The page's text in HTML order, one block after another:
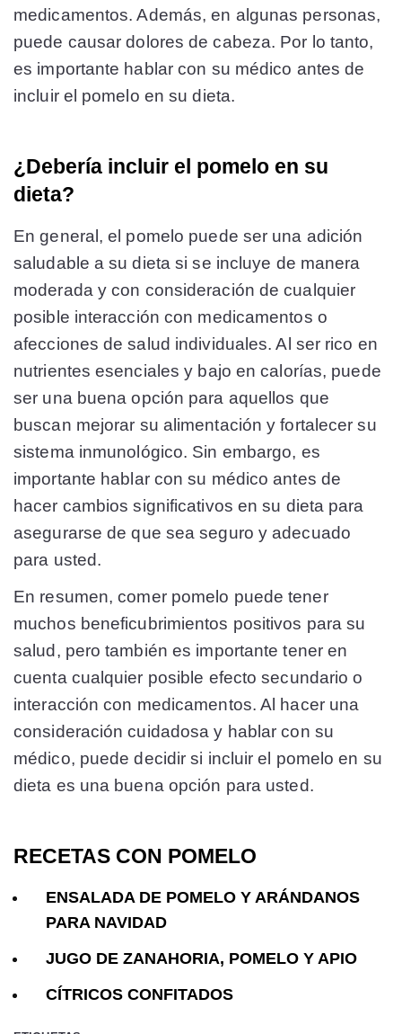
medicamentos. Además, en algunas personas,
puede causar dolores de cabeza. Por lo tanto,
es importante hablar con su médico antes de
incluir el pomelo en su dieta.
¿Debería incluir el pomelo en su
dieta?
En general, el pomelo puede ser una adición
saludable a su dieta si se incluye de manera
moderada y con consideración de cualquier
posible interacción con medicamentos o
afecciones de salud individuales. Al ser rico en
nutrientes esenciales y bajo en calorías, puede
ser una buena opción para aquellos que
buscan mejorar su alimentación y fortalecer su
sistema inmunológico. Sin embargo, es
importante hablar con su médico antes de
hacer cambios significativos en su dieta para
asegurarse de que sea seguro y adecuado
para usted.
En resumen, comer pomelo puede tener
muchos beneficubrimientos positivos para su
salud, pero también es importante tener en
cuenta cualquier posible efecto secundario o
interacción con medicamentos. Al hacer una
consideración cuidadosa y hablar con su
médico, puede decidir si incluir el pomelo en su
dieta es una buena opción para usted.
RECETAS CON POMELO
ENSALADA DE POMELO Y ARÁNDANOS
PARA NAVIDAD
JUGO DE ZANAHORIA, POMELO Y APIO
CÍTRICOS CONFITADOS